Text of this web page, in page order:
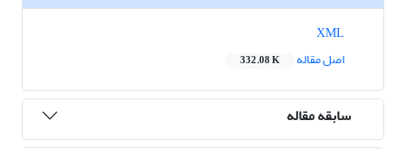
اصل مقاله
332.08 K
سابقه مقاله